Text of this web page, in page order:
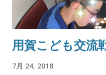
用賀こども交流
7月 24, 2018